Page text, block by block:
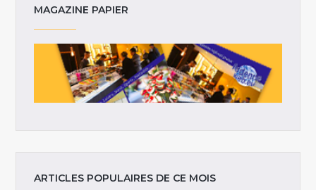
MAGAZINE PAPIER
ARTICLES POPULAIRES DE CE MOIS